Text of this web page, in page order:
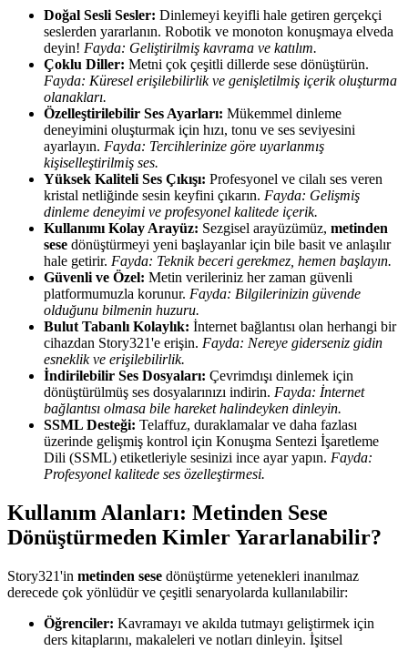
Doğal Sesli Sesler: Dinlemeyi keyifli hale getiren gerçekçi
seslerden yararlanın. Robotik ve monoton konuşmaya elveda
deyin! Fayda: Geliştirilmiş kavrama ve katılım.
Çoklu Diller: Metni çok çeşitli dillerde sese dönüştürün.
Fayda: Küresel erişilebilirlik ve genişletilmiş içerik oluşturma
olanakları.
Özelleştirilebilir Ses Ayarları: Mükemmel dinleme
deneyimini oluşturmak için hızı, tonu ve ses seviyesini
ayarlayın. Fayda: Tercihlerinize göre uyarlanmış
kişiselleştirilmiş ses.
Yüksek Kaliteli Ses Çıkışı: Profesyonel ve cilalı ses veren
kristal netliğinde sesin keyfini çıkarın. Fayda: Gelişmiş
dinleme deneyimi ve profesyonel kalitede içerik.
Kullanımı Kolay Arayüz: Sezgisel arayüzümüz, metinden
sese dönüştürmeyi yeni başlayanlar için bile basit ve anlaşılır
hale getirir. Fayda: Teknik beceri gerekmez, hemen başlayın.
Güvenli ve Özel: Metin verileriniz her zaman güvenli
platformumuzla korunur. Fayda: Bilgilerinizin güvende
olduğunu bilmenin huzuru.
Bulut Tabanlı Kolaylık: İnternet bağlantısı olan herhangi bir
cihazdan Story321'e erişin. Fayda: Nereye giderseniz gidin
esneklik ve erişilebilirlik.
İndirilebilir Ses Dosyaları: Çevrimdışı dinlemek için
dönüştürülmüş ses dosyalarınızı indirin. Fayda: İnternet
bağlantısı olmasa bile hareket halindeyken dinleyin.
SSML Desteği: Telaffuz, duraklamalar ve daha fazlası
üzerinde gelişmiş kontrol için Konuşma Sentezi İşaretleme
Dili (SSML) etiketleriyle sesinizi ince ayar yapın. Fayda:
Profesyonel kalitede ses özelleştirmesi.
Kullanım Alanları: Metinden Sese
Dönüştürmeden Kimler Yararlanabilir?
Story321'in metinden sese dönüştürme yetenekleri inanılmaz
derecede çok yönlüdür ve çeşitli senaryolarda kullanılabilir:
Öğrenciler: Kavramayı ve akılda tutmayı geliştirmek için
ders kitaplarını, makaleleri ve notları dinleyin. İşitsel